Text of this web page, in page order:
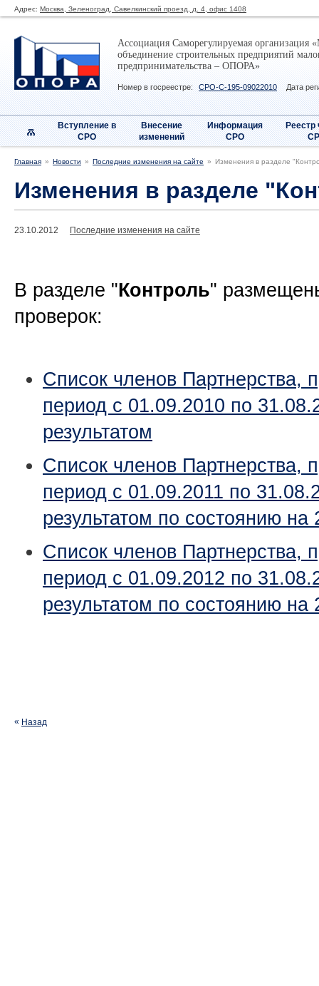
Адрес: Москва, Зеленоград, Савелкинский проезд, д. 4, офис 1408
Ассоциация Саморегулируемая организация
объединение строительных предприятий
предпринимательства – ОПОРА»
Номер в госреестре: СРО-С-195-09022010 Дата
Вступление в
СРО
Внесение
изменений
Информация
СРО
Реестр
Главная Новости Последние изменения на сайте Изменения в разделе
Изменения в разделе
23.10.2012 Последние изменения на сайте
В разделе "Контроль"
проверок:
Список членов Партнерства,
период с 01.09.2010 по
результатом
Список членов Партнерства,
период с 01.09.2011 по
результатом по состоянию на
Список членов Партнерства,
период с 01.09.2012 по
результатом по состоянию на
Назад